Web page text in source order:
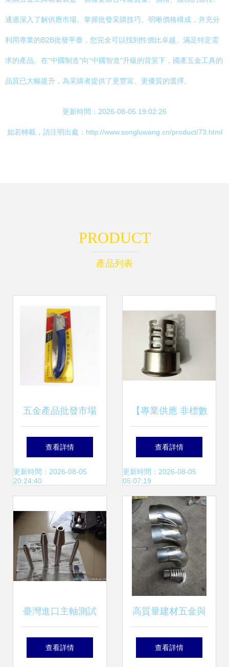
通過深入了解供應市場、掌握批發采購技巧、明晰價格構成，并充分
利用專業的B2B批發平臺，您完全可以找到性價比卓越、滿足特定需
求的產品。在“中國制造”向“中國智造”升級的背景下，國產五金工具的
品質已大幅提升，為采購者提供了更豐富、更優質的選擇。
更新時間：2026-08-05 19:02:26
如若轉載，請注明出處：http://www.songluwang.cn/product/73.html
PRODUCT
產品列表
五金產品批發市場
洞悉 如何高效構建
產品庫并拓展渠道
查看詳情
更新時間：2026-08-05
20:24:40
【專業供應 非標數
控加工產品 批發非
標五金 非標五金產
品】價格,廠家,圖
片,其他緊固件、連
接件,寧波高新區匯
旭科技-
查看詳情
更新時間：2026-08-05
05:07:19
臺灣進口主軸測試
棒BT/SK/hsk系列
查看詳情
高質量建材五金與
不銹鋼配件批發 全
查看詳情